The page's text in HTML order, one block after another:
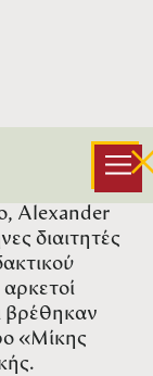
στην
της
Alexander
διαιτητές
βρέθηκαν
«Μίκης